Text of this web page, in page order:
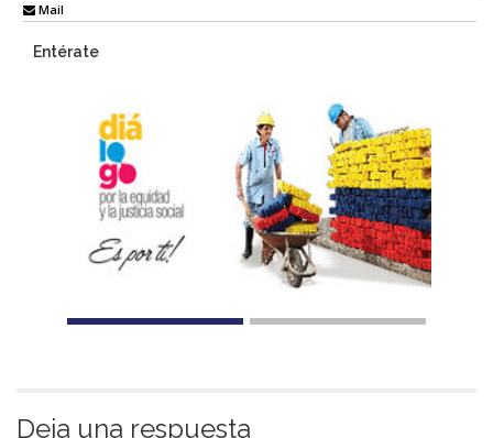
Mail
Entérate
Deja una respuesta